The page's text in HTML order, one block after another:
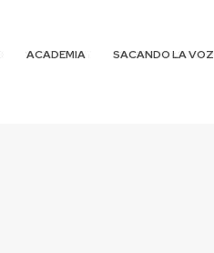
ACADEMIA
SACANDO LA VOZ